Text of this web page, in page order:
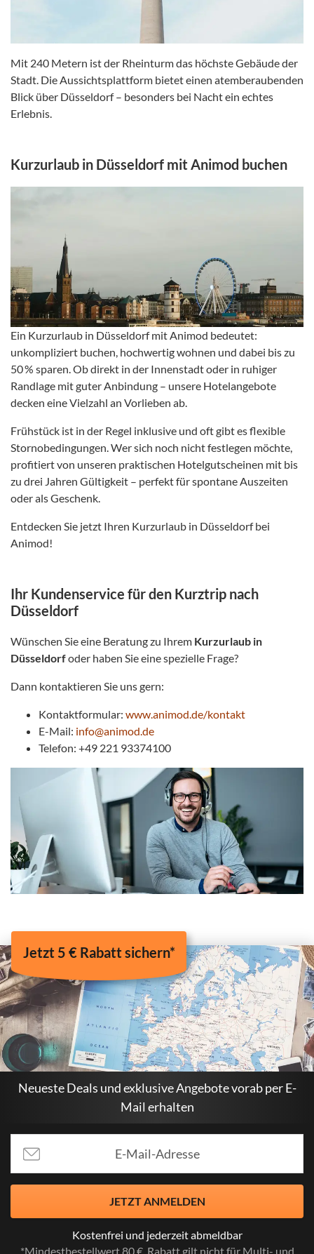
Mit 240 Metern ist der Rheinturm das höchste Gebäude der
Stadt. Die Aussichtsplattform bietet einen atemberaubenden
Blick über Düsseldorf – besonders bei Nacht ein echtes
Erlebnis.
Kurzurlaub in Düsseldorf mit Animod buchen
Ein Kurzurlaub in Düsseldorf mit Animod bedeutet:
unkompliziert buchen, hochwertig wohnen und dabei bis zu
50 % sparen. Ob direkt in der Innenstadt oder in ruhiger
Randlage mit guter Anbindung – unsere Hotelangebote
decken eine Vielzahl an Vorlieben ab.
Frühstück ist in der Regel inklusive und oft gibt es flexible
Stornobedingungen. Wer sich noch nicht festlegen möchte,
profitiert von unseren praktischen Hotelgutscheinen mit bis
zu drei Jahren Gültigkeit – perfekt für spontane Auszeiten
oder als Geschenk.
Entdecken Sie jetzt Ihren Kurzurlaub in Düsseldorf bei
Animod!
Ihr Kundenservice für den Kurztrip nach
Düsseldorf
Wünschen Sie eine Beratung zu Ihrem Kurzurlaub in
Düsseldorfoder haben Sie eine spezielle Frage?
Dann kontaktieren Sie uns gern:
Kontaktformular: www.animod.de/kontakt
E-Mail: info@animod.de
Telefon: +49 221 93374100
Jetzt 5 € Rabatt sichern*
Neueste Deals und exklusive Angebote vorab per E-
Mail erhalten
JETZT ANMELDEN
Kostenfrei und jederzeit abmeldbar
*Mindestbestellwert 80 €, Rabatt gilt nicht für Multi- und